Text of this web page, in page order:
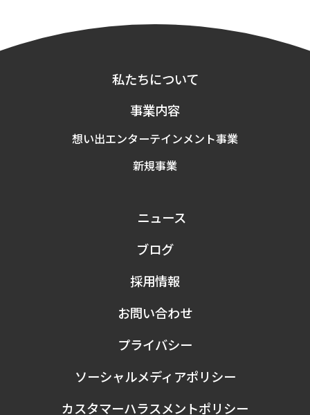
私たちについて
事業内容
想い出エンターテインメント事業
新規事業
ニュース
ブログ
採用情報
お問い合わせ
プライバシー
ソーシャルメディアポリシー
カスタマーハラスメントポリシー